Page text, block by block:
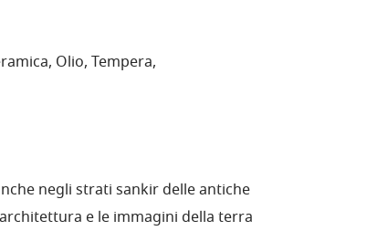
Olio, Tempera,
negli strati sankir delle antiche
e le immagini della terra